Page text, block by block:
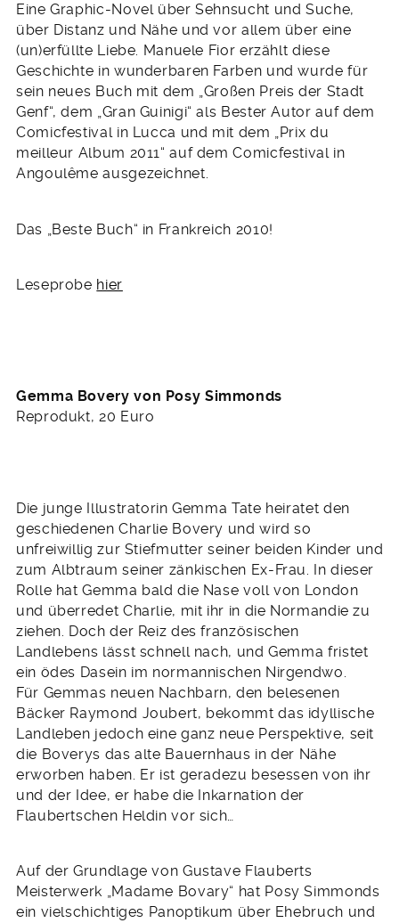
Eine Graphic-Novel über Sehnsucht und Suche,
über Distanz und Nähe und vor allem über eine
(un)erfüllte Liebe. Manuele Fior erzählt diese
Geschichte in wunderbaren Farben und wurde für
sein neues Buch mit dem „Großen Preis der Stadt
Genf“, dem „Gran Guinigi“ als Bester Autor auf dem
Comicfestival in Lucca und mit dem „Prix du
meilleur Album 2011“ auf dem Comicfestival in
Angoulême ausgezeichnet.
Das „Beste Buch“ in Frankreich 2010!
Leseprobe hier
Gemma Bovery von Posy Simmonds
Reprodukt, 20 Euro
Die junge Illustratorin Gemma Tate heiratet den
geschiedenen Charlie Bovery und wird so
unfreiwillig zur Stiefmutter seiner beiden Kinder und
zum Albtraum seiner zänkischen Ex-Frau. In dieser
Rolle hat Gemma bald die Nase voll von London
und überredet Charlie, mit ihr in die Normandie zu
ziehen. Doch der Reiz des französischen
Landlebens lässt schnell nach, und Gemma fristet
ein ödes Dasein im normannischen Nirgendwo.
Für Gemmas neuen Nachbarn, den belesenen
Bäcker Raymond Joubert, bekommt das idyllische
Landleben jedoch eine ganz neue Perspektive, seit
die Boverys das alte Bauernhaus in der Nähe
erworben haben. Er ist geradezu besessen von ihr
und der Idee, er habe die Inkarnation der
Flaubertschen Heldin vor sich…
Auf der Grundlage von Gustave Flauberts
Meisterwerk „Madame Bovary“ hat Posy Simmonds
ein vielschichtiges Panoptikum über Ehebruch und